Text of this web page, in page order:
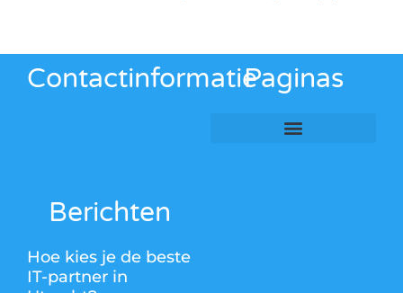
ContactinformatiePaginas
Berichten
Hoe kies je de beste
IT-partner in